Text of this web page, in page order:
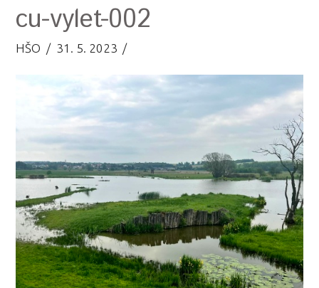
cu-vylet-002
HŠO 31. 5. 2023